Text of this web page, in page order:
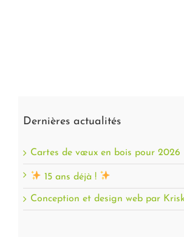
Dernières actualités
Cartes de vœux en bois pour 2026
15 ans déjà !
Conception et design web par